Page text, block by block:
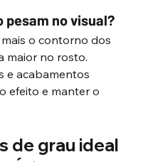
pesam no visual?
o contorno dos
maior no rosto.
e acabamentos
efeito e manter o
de grau ideal